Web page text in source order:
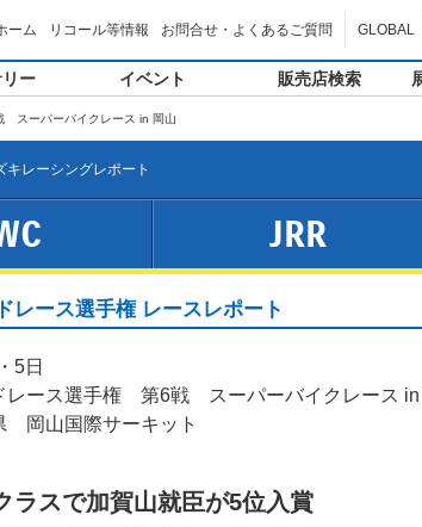
ーム リコール等情報 お問合せ・よくあるご質問 GLOBAL
ー イベント 販売店検索
スーパーバイクレース in 岡山
キレーシングレポート
JRR
レース選手権 レースレポート
5日
レース選手権 第6戦 スーパーバイクレース in
岡山国際サーキット
ラスで加賀山就臣が5位入賞